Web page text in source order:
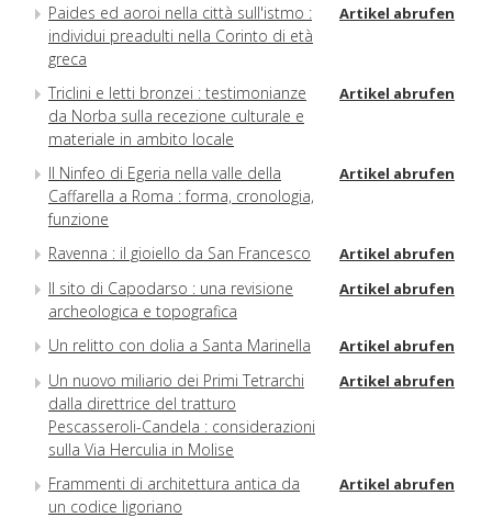
Paides ed aoroi nella città sull'istmo :
individui preadulti nella Corinto di età
greca
Artikel abrufen
Triclini e letti bronzei : testimonianze
da Norba sulla recezione culturale e
materiale in ambito locale
Artikel abrufen
Il Ninfeo di Egeria nella valle della
Caffarella a Roma : forma, cronologia,
funzione
Artikel abrufen
Ravenna : il gioiello da San Francesco Artikel abrufen
Il sito di Capodarso : una revisione
archeologica e topografica
Artikel abrufen
Un relitto con dolia a Santa Marinella Artikel abrufen
Un nuovo miliario dei Primi Tetrarchi
dalla direttrice del tratturo
Pescasseroli-Candela : considerazioni
sulla Via Herculia in Molise
Artikel abrufen
Frammenti di architettura antica da
un codice ligoriano
Artikel abrufen